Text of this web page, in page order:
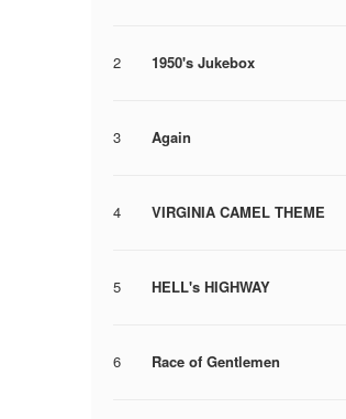
2 1950's Jukebox
3 Again
4 VIRGINIA CAMEL THEME
5 HELL's HIGHWAY
6 Race of Gentlemen